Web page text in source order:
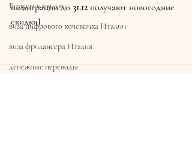
Бонусы и скидки
виза цифрового кочевника Италии
виза фрилансера Италия
денежные переводы
иммиграции до 31.12 получают новогодние
скидки)